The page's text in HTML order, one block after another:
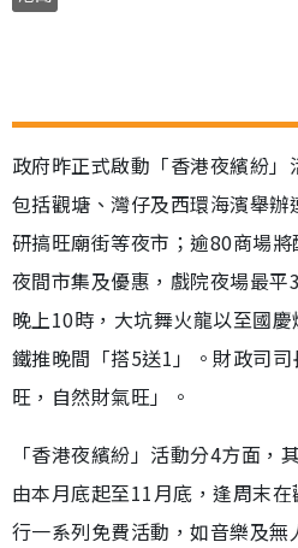
政府昨正式啟動「香港夜繽紛」
包括觀塘、灣仔及西環海濱舉
研搞旺廟街等夜市；逾80商場
夜間市集及優惠，戲院夜場最
晚上10時，大坑舞火龍以至國
鐵推晚間「搭5送1」。財政司
旺，自然財氣旺」。
「香港夜繽紛」活動分4方面，
由本月底起至11月底，逢周末
行一系列免費活動，如音樂及無